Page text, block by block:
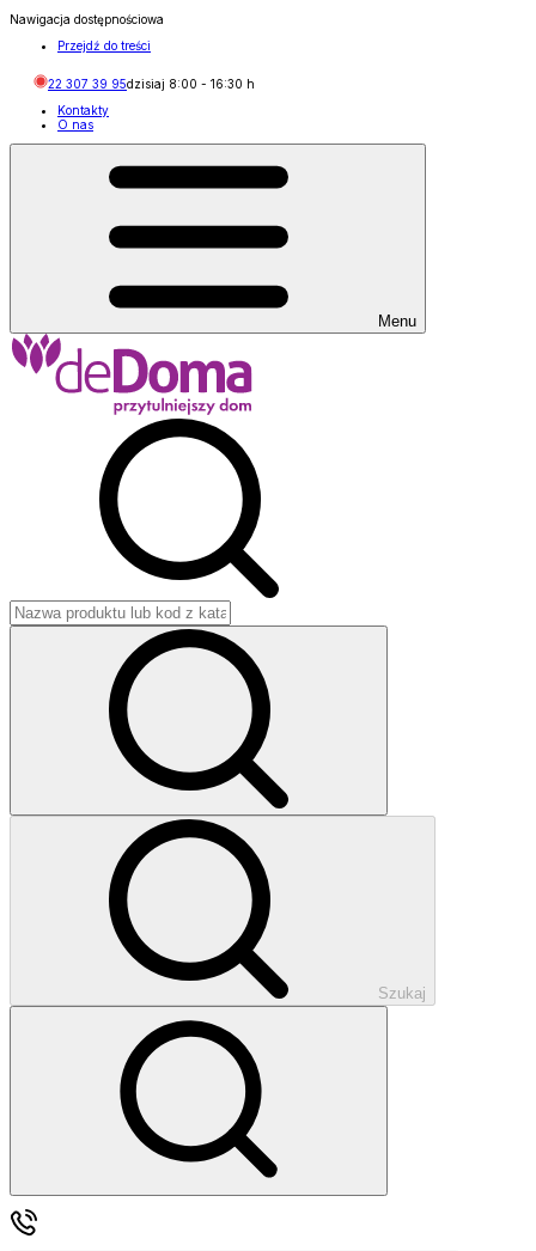
Nawigacja dostępnościowa
Przejdź do treści
22 307 39 95dzisiaj 8:00 - 16:30 h
Kontakty
O nas
Menu
Szukaj